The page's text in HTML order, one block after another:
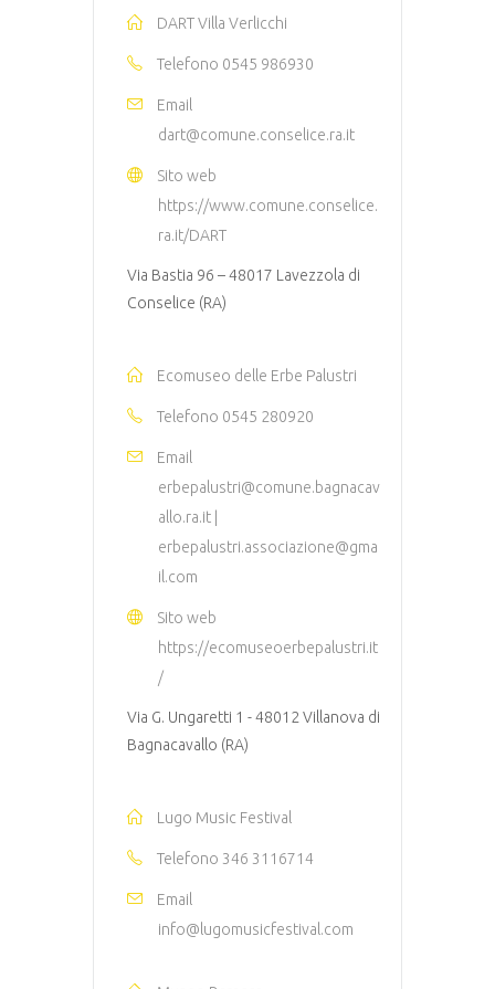
DART Villa Verlicchi
Telefono 0545 986930
Email
dart@comune.conselice.ra.it
Sito web
https://www.comune.conselice.
ra.it/DART
Via Bastia 96 – 48017 Lavezzola di
Conselice (RA)
Ecomuseo delle Erbe Palustri
Telefono 0545 280920
Email
erbepalustri@comune.bagnacav
allo.ra.it |
erbepalustri.associazione@gma
il.com
Sito web
https://ecomuseoerbepalustri.it
/
Via G. Ungaretti 1 - 48012 Villanova di
Bagnacavallo (RA)
Lugo Music Festival
Telefono 346 3116714
Email
info@lugomusicfestival.com